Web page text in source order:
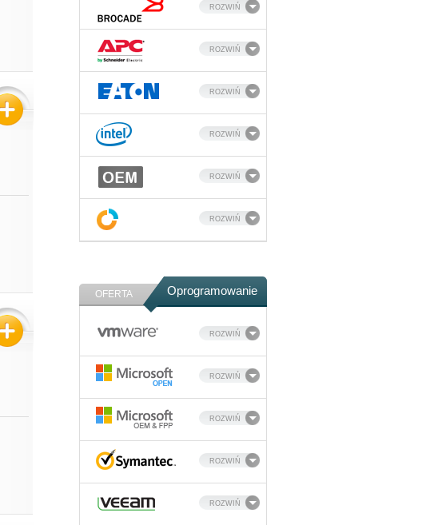
ROZWIŃ
ROZWIŃ
ROZWIŃ
ROZWIŃ
ROZWIŃ
ROZWIŃ
OFERTA Oprogramowanie
ROZWIŃ
ROZWIŃ
ROZWIŃ
ROZWIŃ
ROZWIŃ